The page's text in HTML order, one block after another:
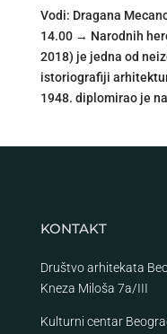
Vodi: Dragana
14.00 → Narodnih
2018) je jedna od
istoriografiji
1948. diplomirao je
KONTAKT
Društvo arhitekata
Kneza Miloša 7a/III
Kulturni centar